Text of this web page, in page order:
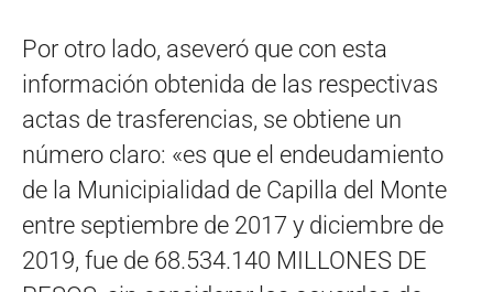
Por otro lado, aseveró que con esta
información obtenida de las respectivas
actas de trasferencias, se obtiene un
número claro: «es que el endeudamiento
de la Municipialidad de Capilla del Monte
entre septiembre de 2017 y diciembre de
2019, fue de 68.534.140 MILLONES DE